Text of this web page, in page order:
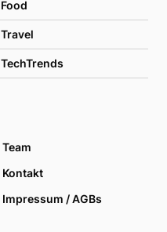
Food
Travel
TechTrends
Team
Kontakt
Impressum / AGBs